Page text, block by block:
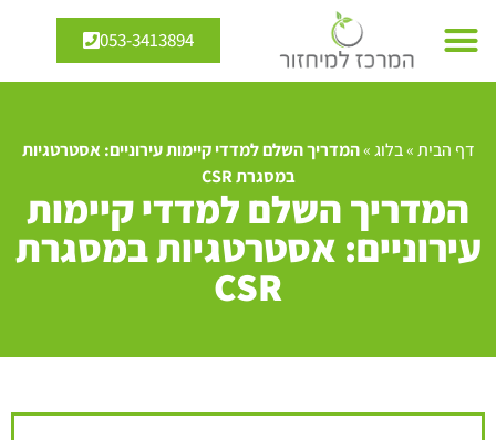
053-3413894
דף הבית»בלוג»המדריך השלם למדדי קיימות עירוניים: אסטרטגיות
במסגרת CSR
המדריך השלם למדדי קיימות
עירוניים: אסטרטגיות במסגרת
CSR